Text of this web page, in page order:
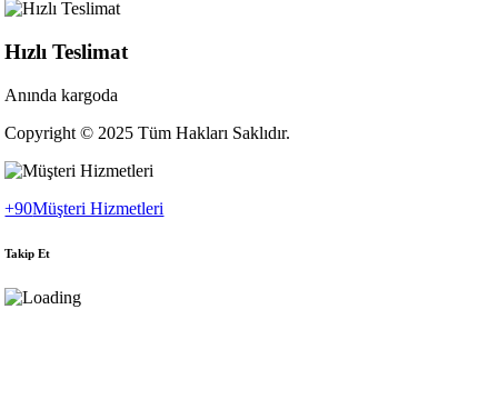
Hızlı Teslimat
Anında kargoda
Copyright © 2025 Tüm Hakları Saklıdır.
+90Müşteri Hizmetleri
Takip Et